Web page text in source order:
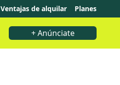
Ventajas de alquilar Planes
+ Anúnciate